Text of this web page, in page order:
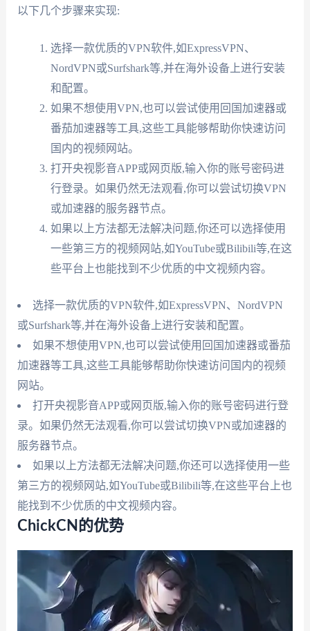
以下几个步骤来实现:
选择一款优质的VPN软件,如ExpressVPN、
NordVPN或Surfshark等,并在海外设备上进行安装
和配置。
如果不想使用VPN,也可以尝试使用回国加速器或
番茄加速器等工具,这些工具能够帮助你快速访问
国内的视频网站。
打开央视影音APP或网页版,输入你的账号密码进
行登录。如果仍然无法观看,你可以尝试切换VPN
或加速器的服务器节点。
如果以上方法都无法解决问题,你还可以选择使用
一些第三方的视频网站,如YouTube或Bilibili等,在这
些平台上也能找到不少优质的中文视频内容。
选择一款优质的VPN软件,如ExpressVPN、NordVPN
或Surfshark等,并在海外设备上进行安装和配置。
如果不想使用VPN,也可以尝试使用回国加速器或番茄
加速器等工具,这些工具能够帮助你快速访问国内的视频
网站。
打开央视影音APP或网页版,输入你的账号密码进行登
录。如果仍然无法观看,你可以尝试切换VPN或加速器的
服务器节点。
如果以上方法都无法解决问题,你还可以选择使用一些
第三方的视频网站,如YouTube或Bilibili等,在这些平台上也
能找到不少优质的中文视频内容。
ChickCN的优势